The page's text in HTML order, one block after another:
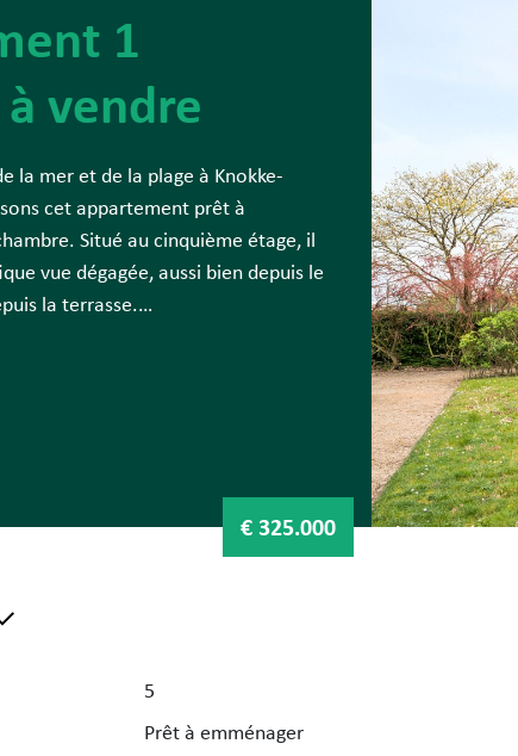
1
vendre
la mer et de la plage à Knokke-
cet appartement prêt à
Situé au cinquième étage, il
vue dégagée, aussi bien depuis le
la terrasse.
douche à l’italienne.
privé de plus de 6 hectares, à
€ 325.000
5
Prêt à emménager